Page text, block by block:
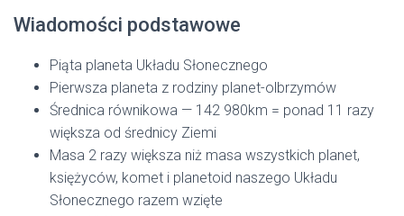
Wiadomości podstawowe
Piąta planeta Układu Słonecznego
Pierwsza planeta z rodziny planet-olbrzymów
Średnica równikowa — 142 980km = ponad 11 razy
większa od średnicy Ziemi
Masa 2 razy większa niż masa wszystkich planet,
księżyców, komet i planetoid naszego Układu
Słonecznego razem wzięte